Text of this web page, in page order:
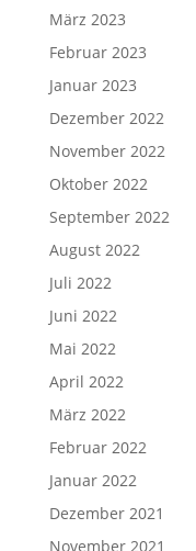
März 2023
Februar 2023
Januar 2023
Dezember 2022
November 2022
Oktober 2022
September 2022
August 2022
Juli 2022
Juni 2022
Mai 2022
April 2022
März 2022
Februar 2022
Januar 2022
Dezember 2021
November 2021